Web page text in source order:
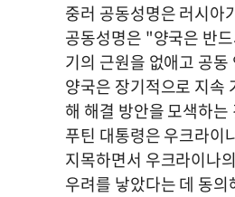
중러 공동성명은 러시아
공동성명은 "양국은 반
기의 근원을 없애고 공
양국은 장기적으로 지속
해 해결 방안을 모색하
푸틴 대통령은 우크라
지목하면서 우크라이나
우려를 낳았다는 데 동의